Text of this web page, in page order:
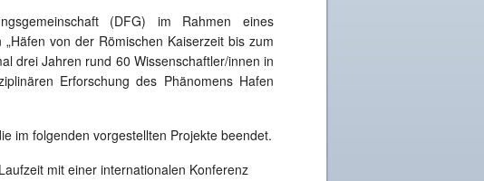
(DFG) im Rahmen eines
von der Römischen Kaiserzeit bis zum
drei Jahren rund 60 Wissenschaftler/innen in
Erforschung des Phänomens Hafen
im folgenden vorgestellten Projekte beendet.
mit einer internationalen Konferenz